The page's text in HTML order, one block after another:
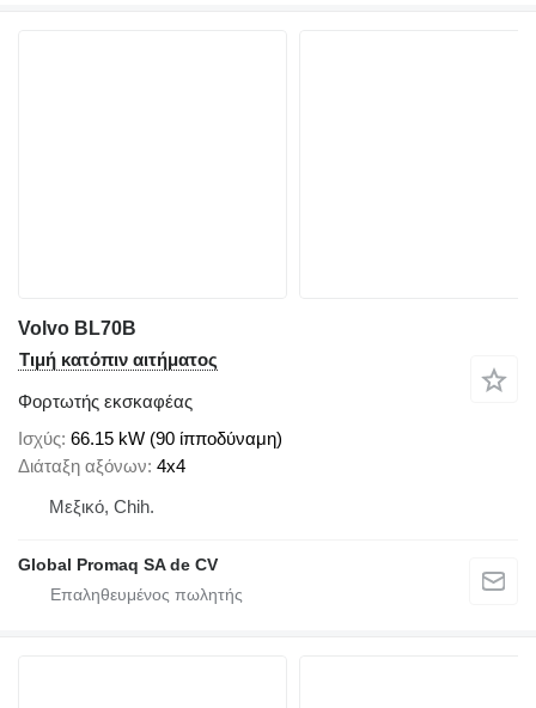
Volvo BL70B
Τιμή κατόπιν αιτήματος
Φορτωτής εκσκαφέας
Ισχύς 66.15 kW (90 ίπποδύναμη)
Διάταξη αξόνων 4x4
Μεξικό, Chih.
Global Promaq SA de CV